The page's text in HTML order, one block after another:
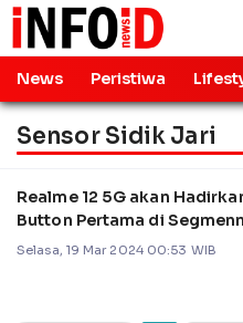
News Peristiwa
Sensor Sidik Jari
Realme 12 5G akan
Button Pertama di
Selasa, 19 Mar 2024 00:53 WIB